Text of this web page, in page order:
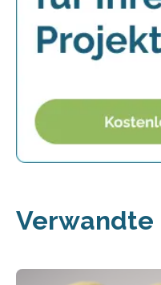
Verwandte